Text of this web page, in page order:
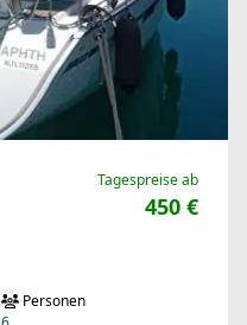
Tagespreise ab
450 €
Personen